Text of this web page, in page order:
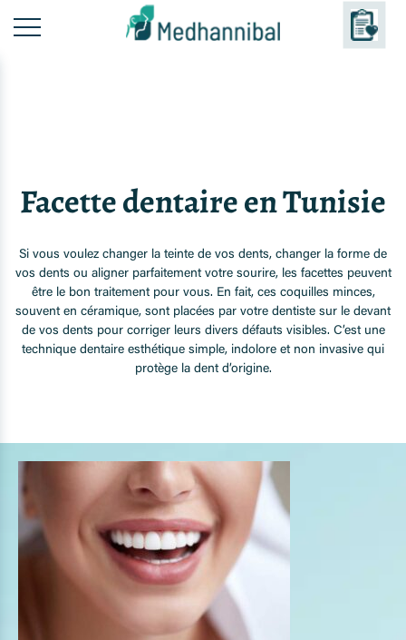
Facette dentaire en Tunisie
Si vous voulez changer la teinte de vos dents, changer la forme de
vos dents ou aligner parfaitement votre sourire, les facettes peuvent
être le bon traitement pour vous. En fait, ces coquilles minces,
souvent en céramique, sont placées par votre dentiste sur le devant
de vos dents pour corriger leurs divers défauts visibles. C’est une
technique dentaire esthétique simple, indolore et non invasive qui
protège la dent d’origine.